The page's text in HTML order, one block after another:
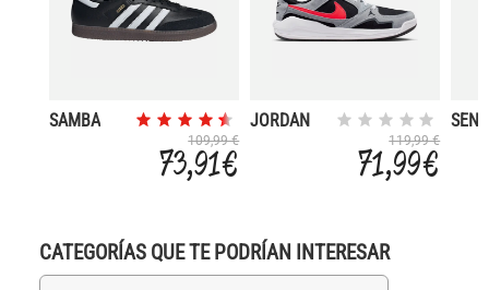
SAMBA
109,99 €
73,91 €
JORDAN
119,99 €
71,99 €
CATEGORÍAS QUE TE PODRÍAN INTERESAR